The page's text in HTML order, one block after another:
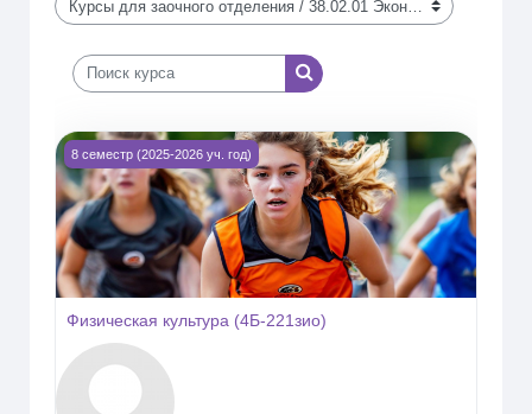
Категории курсов
Поиск курса
Поиск курса
Изображение курса Физическая культура (4Б-221зио)
8 семестр (2025-2026 уч. год)
Физическая культура (4Б-221зио)